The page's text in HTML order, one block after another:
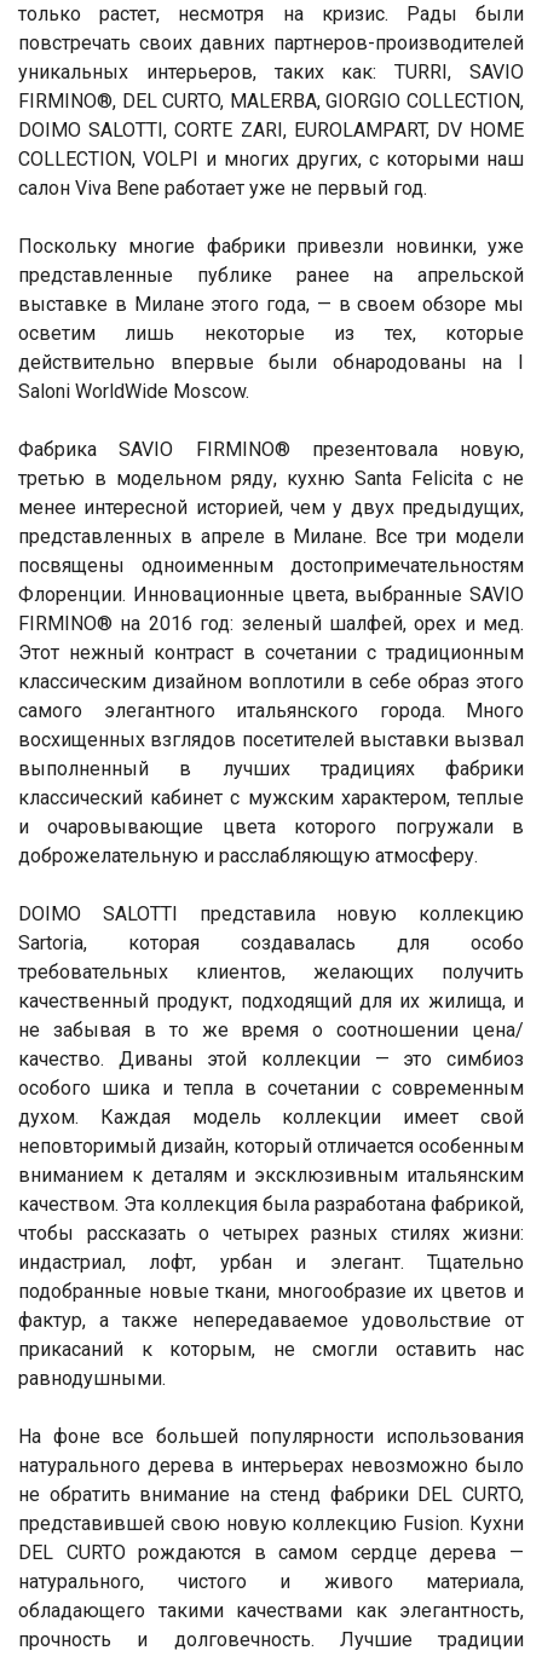
только растет, несмотря на кризис. Рады были
повстречать своих давних партнеров-производителей
уникальных интерьеров, таких как: TURRI, SAVIO
FIRMINO®, DEL CURTO, MALERBA, GIORGIO COLLECTION,
DOIMO SALOTTI, CORTE ZARI, EUROLAMPART, DV HOME
COLLECTION, VOLPI и многих других, с которыми наш
салон Viva Bene работает уже не первый год.
Поскольку многие фабрики привезли новинки, уже
представленные публике ранее на апрельской
выставке в Милане этого года, — в своем обзоре мы
осветим лишь некоторые из тех, которые
действительно впервые были обнародованы на I
Saloni WorldWide Moscow.
Фабрика SAVIO FIRMINO® презентовала новую,
третью в модельном ряду, кухню Santa Felicita с не
менее интересной историей, чем у двух предыдущих,
представленных в апреле в Милане. Все три модели
посвящены одноименным достопримечательностям
Флоренции. Инновационные цвета, выбранные SAVIO
FIRMINO® на 2016 год: зеленый шалфей, орех и мед.
Этот нежный контраст в сочетании с традиционным
классическим дизайном воплотили в себе образ этого
самого элегантного итальянского города. Много
восхищенных взглядов посетителей выставки вызвал
выполненный в лучших традициях фабрики
классический кабинет с мужским характером, теплые
и очаровывающие цвета которого погружали в
доброжелательную и расслабляющую атмосферу.
DOIMO SALOTTI представила новую коллекцию
Sartoria, которая создавалась для особо
требовательных клиентов, желающих получить
качественный продукт, подходящий для их жилища, и
не забывая в то же время о соотношении цена/
качество. Диваны этой коллекции — это симбиоз
особого шика и тепла в сочетании с современным
духом. Каждая модель коллекции имеет свой
неповторимый дизайн, который отличается особенным
вниманием к деталям и эксклюзивным итальянским
качеством. Эта коллекция была разработана фабрикой,
чтобы рассказать о четырех разных стилях жизни:
индастриал, лофт, урбан и элегант. Тщательно
подобранные новые ткани, многообразие их цветов и
фактур, а также непередаваемое удовольствие от
прикасаний к которым, не смогли оставить нас
равнодушными.
На фоне все большей популярности использования
натурального дерева в интерьерах невозможно было
не обратить внимание на стенд фабрики DEL CURTO,
представившей свою новую коллекцию Fusion. Кухни
DEL CURTO рождаются в самом сердце дерева —
натурального, чистого и живого материала,
обладающего такими качествами как элегантность,
прочность и долговечность. Лучшие традиции